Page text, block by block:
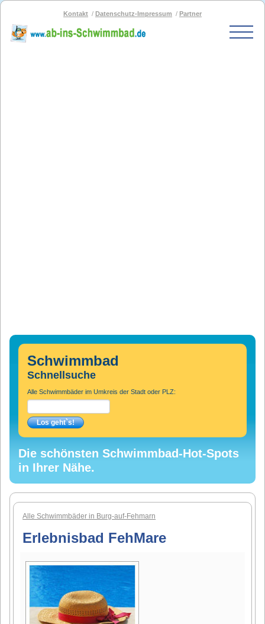
Kontakt Datenschutz-Impressum Partner
Schwimmbad
Schnellsuche
Alle Schwimmbäder im Umkreis der Stadt oder PLZ:
Die schönsten Schwimmbad-Hot-Spots
in Ihrer Nähe.
Alle Schwimmbäder in Burg-auf-Fehmarn
Erlebnisbad FehMare